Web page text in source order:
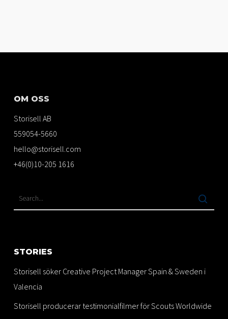
OM OSS
Storisell AB
559054-5660
hello@storisell.com
+46(0)10-205 1616
STORIES
Storisell söker Creative Project Manager Spain & Sweden i
Valencia
Storisell producerar testimonialfilmer för Scouts Worldwide